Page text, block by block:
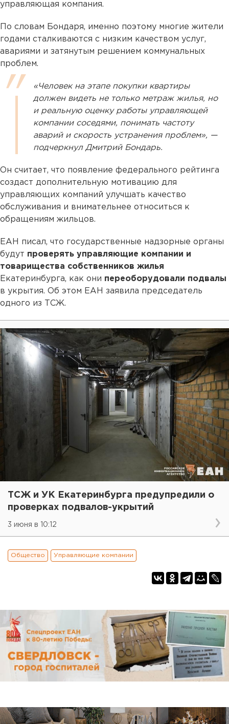
управляющая компания.
По словам Бондаря, именно поэтому многие жители
годами сталкиваются с низким качеством услуг,
авариями и затянутым решением коммунальных
проблем.
«Человек на этапе покупки квартиры
должен видеть не только метраж жилья, но
и реальную оценку работы управляющей
компании соседями, понимать частоту
аварий и скорость устранения проблем», —
подчеркнул Дмитрий Бондарь.
Он считает, что появление федерального рейтинга
создаст дополнительную мотивацию для
управляющих компаний улучшать качество
обслуживания и внимательнее относиться к
обращениям жильцов.
ЕАН писал, что государственные надзорные органы
будут проверять управляющие компании и
товарищества собственников жилья
Екатеринбурга, как они переоборудовали подвалы
в укрытия. Об этом ЕАН заявила председатель
одного из ТСЖ.
ТСЖ и УК Екатеринбурга предупредили о
проверках подвалов-укрытий
3 июня в 10:12
Общество Управляющие компании